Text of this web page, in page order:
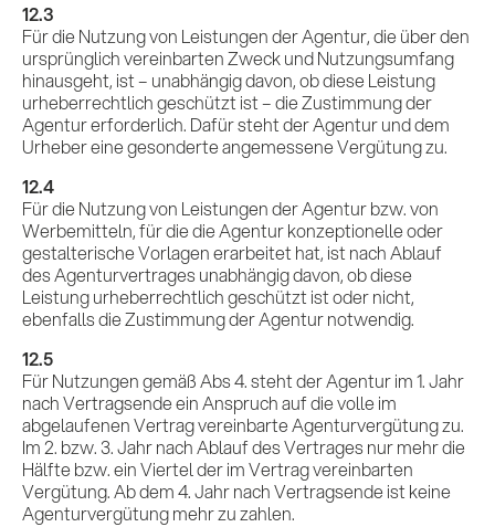
12.3
Für die Nutzung von Leistungen der Agentur, die über den
ursprünglich vereinbarten Zweck und Nutzungsumfang
hinausgeht, ist – unabhängig davon, ob diese Leistung
urheberrechtlich geschützt ist – die Zustimmung der
Agentur erforderlich. Dafür steht der Agentur und dem
Urheber eine gesonderte angemessene Vergütung zu.
12.4
Für die Nutzung von Leistungen der Agentur bzw. von
Werbemitteln, für die die Agentur konzeptionelle oder
gestalterische Vorlagen erarbeitet hat, ist nach Ablauf
des Agenturvertrages unabhängig davon, ob diese
Leistung urheberrechtlich geschützt ist oder nicht,
ebenfalls die Zustimmung der Agentur notwendig.
12.5
Für Nutzungen gemäß Abs 4. steht der Agentur im 1. Jahr
nach Vertragsende ein Anspruch auf die volle im
abgelaufenen Vertrag vereinbarte Agenturvergütung zu.
Im 2. bzw. 3. Jahr nach Ablauf des Vertrages nur mehr die
Hälfte bzw. ein Viertel der im Vertrag vereinbarten
Vergütung. Ab dem 4. Jahr nach Vertragsende ist keine
Agenturvergütung mehr zu zahlen.